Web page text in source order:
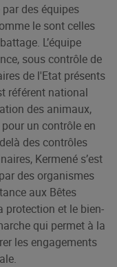
des équipes
le sont celles
L’équipe
sous contrôle de
de l'Etat présents
référent national
des animaux,
un contrôle en
des contrôles
Kermené s’est
des organismes
aux Bêtes
protection et le bien-
qui permet à la
les engagements